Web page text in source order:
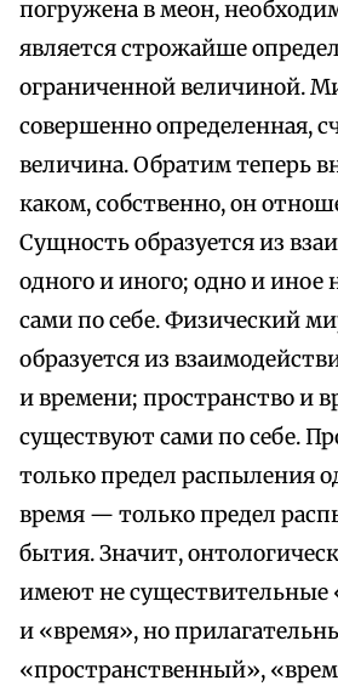
погружена в меон,
является строжайше
ограниченной величиной.
совершенно определенная,
величина. Обратим теперь
каком, собственно, он
Сущность образуется из
одного и иного; одно и иное
сами по себе. Физический
образуется из
и времени; пространство и
существуют сами по себе.
только предел распыления
время — только предел
бытия. Значит,
имеют не существительные
и «время», но
«пространственный»,